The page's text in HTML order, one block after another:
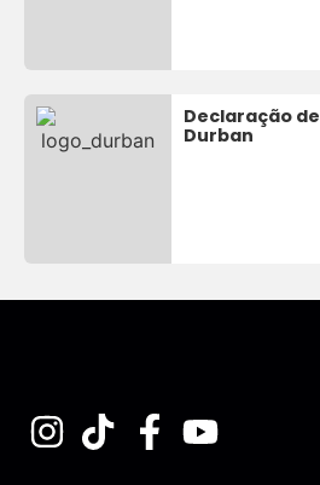
Declaração de
Durban